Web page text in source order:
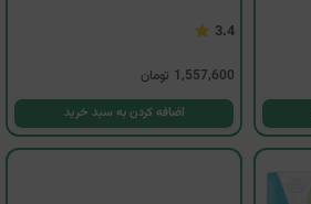
3.4
1,557,600 تومان
اضافه کردن به سبد خرید